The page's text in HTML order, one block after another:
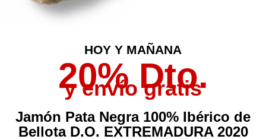
HOY Y MAÑANA
20% Dto.
y envío gratis
Jamón Pata Negra 100% Ibérico de
Bellota D.O. EXTREMADURA 2020